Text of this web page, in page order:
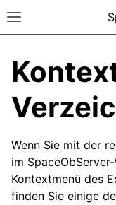
Wenn Sie mit der
im
Kontextmenü des
finden Sie einige